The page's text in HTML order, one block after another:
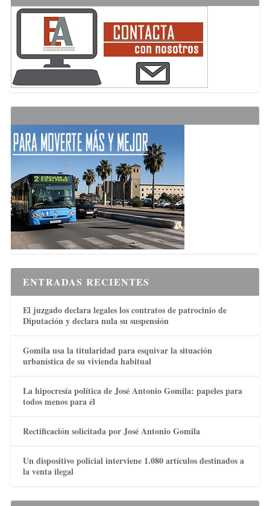
ENTRADAS RECIENTES
El juzgado declara legales los contratos de patrocinio de
Diputación y declara nula su suspensión
Gomila usa la titularidad para esquivar la situación
urbanística de su vivienda habitual
La hipocresía política de José Antonio Gomila: papeles para
todos menos para él
Rectificación solicitada por José Antonio Gomila
Un dispositivo policial interviene 1.080 artículos destinados a
la venta ilegal